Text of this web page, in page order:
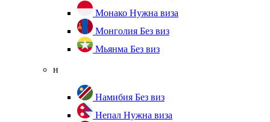
Монако Нужна виза
Монголия Без виз
Мьянма Без виз
н
Намибия Без виз
Непал Нужна виза